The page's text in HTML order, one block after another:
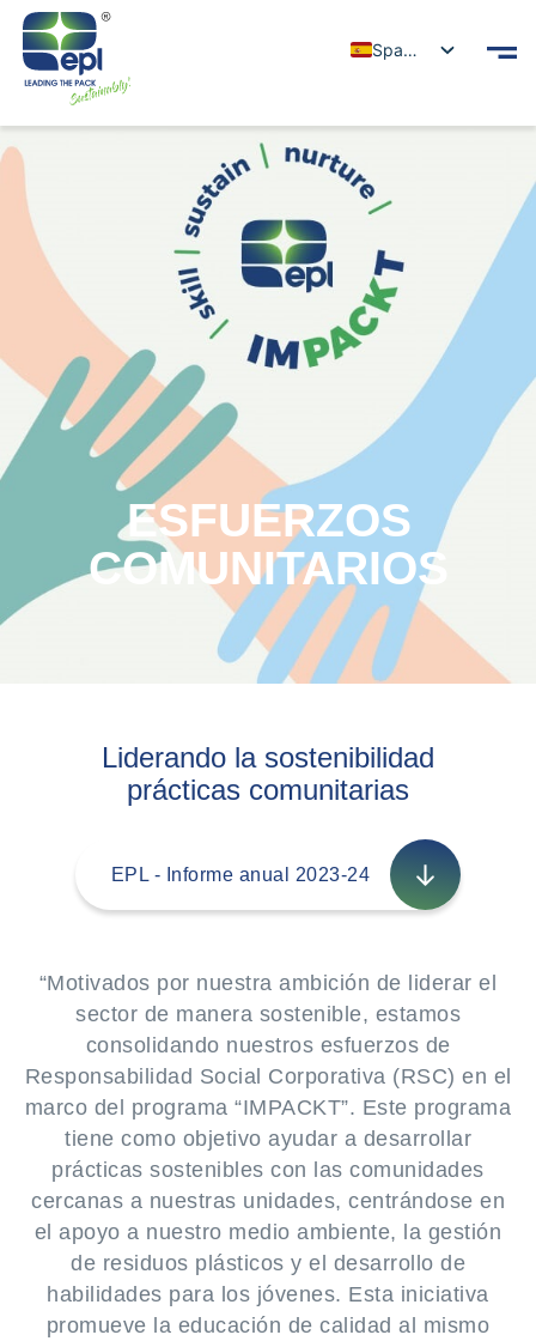
Spanish
ESFUERZOS
COMUNITARIOS
Liderando la sostenibilidad
prácticas comunitarias
EPL - Informe anual 2023-24
“Motivados por nuestra ambición de liderar el
sector de manera sostenible, estamos
consolidando nuestros esfuerzos de
Responsabilidad Social Corporativa (RSC) en el
marco del programa “IMPACKT”. Este programa
tiene como objetivo ayudar a desarrollar
prácticas sostenibles con las comunidades
cercanas a nuestras unidades, centrándose en
el apoyo a nuestro medio ambiente, la gestión
de residuos plásticos y el desarrollo de
habilidades para los jóvenes. Esta iniciativa
promueve la educación de calidad al mismo